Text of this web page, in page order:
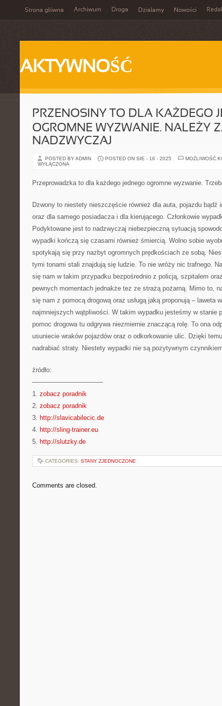
Strona główna Archiwum Droga Działamy Nowości
AKTYWNOŚĆ
PRZENOSINY TO DLA KAŻDEGO
OGROMNE WYZWANIE. NALEŻY
NADZWYCZAJ
POSTED BY ADMIN POSTED ON SIE - 16 - 2025
MOŻLIWOŚĆ
WYŁĄCZONA
Przeprowadzka to dla każdego jednego ogromne wyzwanie.
Dzwony to niestety nieszczęście również dla auta, pojazdu bądź
oraz dla samego posiadacza i dla kierującego. Członkowie
Podyktowane jest to nadzwyczaj niebezpieczną sytuacją
wypadki kończą się czasami również śmiercią. Wolno sobie
spotykają się przy nazbyt ogromnych prędkościach ze sobą.
tymi tonami stali znajdują się ludzie. To nie wróży nic trafnego.
się nam w takim przypadku bezpośrednio z policją, szpitalem
pewnych momentach jednakże tez ze strażą pożarną. Mimo to,
się nam z pomocą drogową oraz usługą jaką proponują – laweta
najmniejszych wątpliwości. W takim wypadku jesteśmy w stanie
pomoc drogowa tu odgrywa niezmiernie znaczącą rolę. To ona
usuniecie wraków pojazdów oraz o odkorkowanie ulic. Dzięki
nadrabiać straty. Niestety wypadki nie są pozytywnym
źródło:
———————————
1. zobacz poradnik
2. zobacz poradnik
3. http://slavicabilecic.de
4. http://sling-trainer.eu
5. http://slutzky.de
CATEGORIES: STANY ZJEDNOCZONE
Comments are closed.